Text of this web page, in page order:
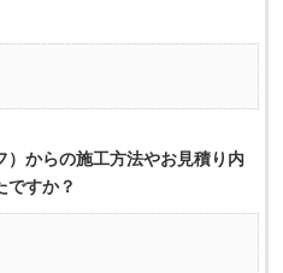
）からの施工方法やお見積り内
ですか？